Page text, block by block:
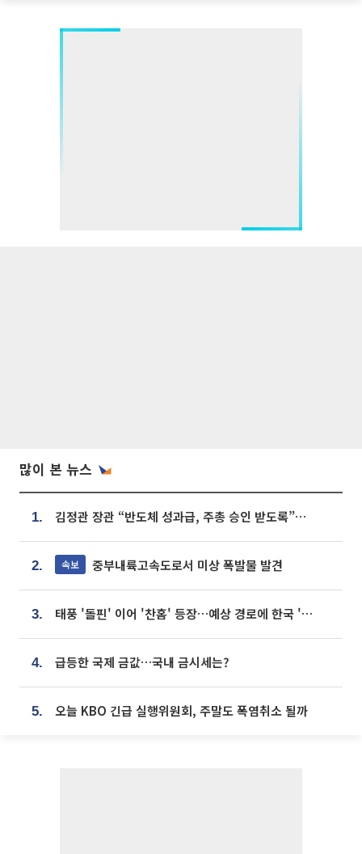
많이 본 뉴스
1. 김정관 장관 “반도체 성과급, 주총 승인 받도록”…상법·자본시장법 개정 시사
2. 속보 중부내륙고속도로서 미상 폭발물 발견
3. 태풍 '돌핀' 이어 '찬홈' 등장…예상 경로에 한국 '한숨'
4. 급등한 국제 금값…국내 금시세는?
5. 오늘 KBO 긴급 실행위원회, 주말도 폭염취소 될까